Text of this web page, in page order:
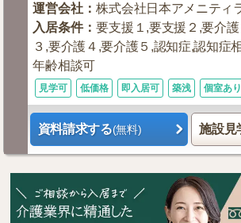
運営会社 ：株式会社日本アメニティ
入居条件：要支援１,要支援２,要介
３,要介護４,要介護５,認知症,認知症
年齢相談可
見学可 低価格 即入居可 築浅 個室あり
資料請求する(無料) 施設見